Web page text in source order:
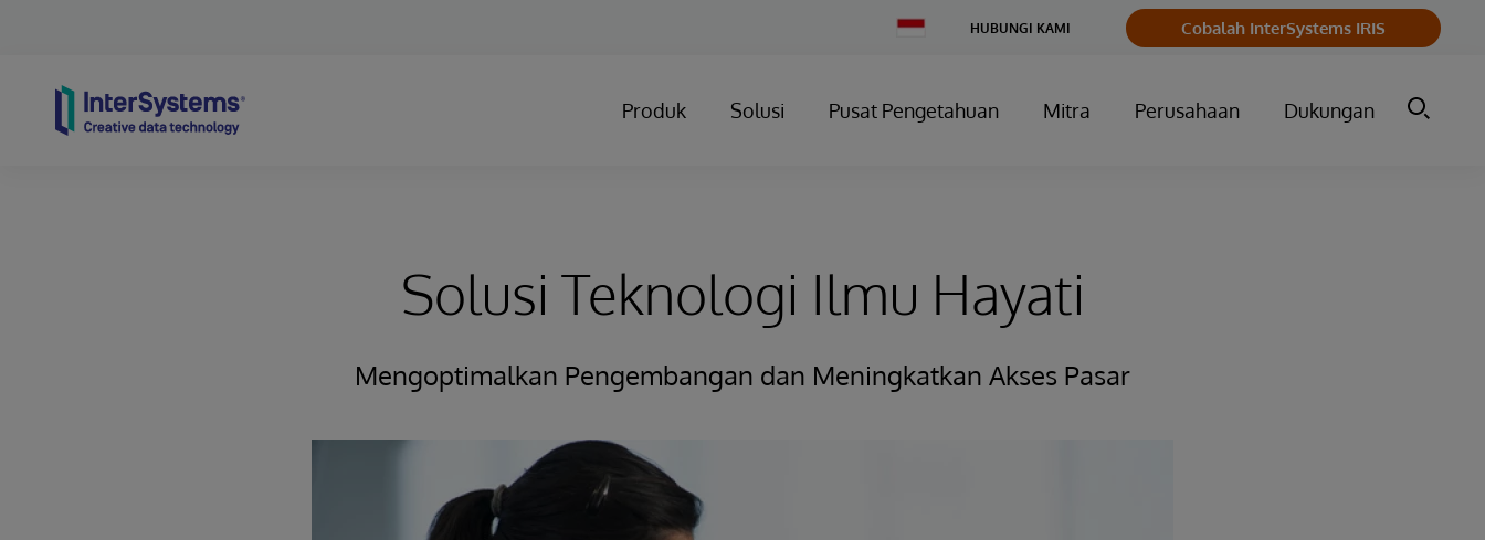
Change
HUBUNGI KAMI Cobalah InterSystems IRIS
Produk Solusi Pusat Pengetahuan Mitra Perusahaan Dukungan
Solusi Teknologi Ilmu Hayati
Mengoptimalkan Pengembangan dan Meningkatkan Akses Pasar